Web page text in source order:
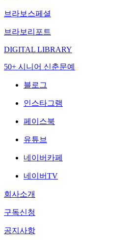
브라보스페셜
브라보리포트
DIGITAL LIBRARY
50+ 시니어 신춘문예
블로그
인스타그램
페이스북
유튜브
네이버카페
네이버TV
회사소개
구독신청
공지사항